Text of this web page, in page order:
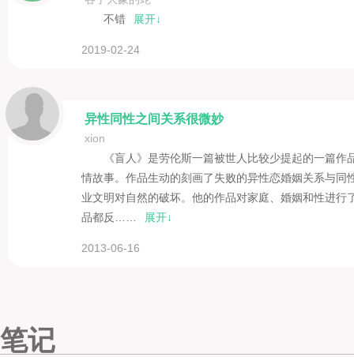
不错
展开↓
2019-02-24
异性同性之间关系很微妙
xion
《盲人》是劳伦斯一篇被世人比较少提起的一篇
情故事。作品生动的刻画了失败的异性恋婚姻关系与
业文明对自然的破坏。他的作品对家庭、婚姻和性进
品都反……
展开↓
2013-06-16
笔记